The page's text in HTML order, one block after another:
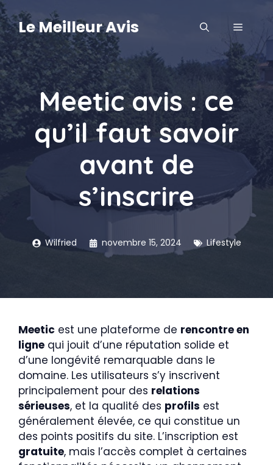
Aller
au
contenu
Le Meilleur Avis MENU
Meetic avis : ce
qu’il faut savoir
avant de
s’inscrire
Wilfried novembre 15, 2024 Lifestyle
Meetic est une plateforme de rencontre en
ligne qui jouit d’une réputation solide et
d’une longévité remarquable dans le
domaine. Les utilisateurs s’y inscrivent
principalement pour des relations
sérieuses, et la qualité des profils est
généralement élevée, ce qui constitue un
des points positifs du site. L’inscription est
gratuite, mais l’accès complet à certaines